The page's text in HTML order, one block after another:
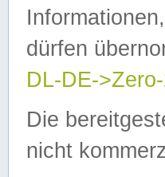
dürfen
DL-DE-
Die
nicht